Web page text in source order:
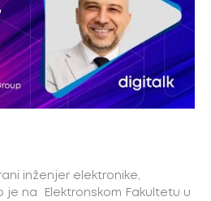
inženjer elektronike,
je na Elektronskom Fakultetu u